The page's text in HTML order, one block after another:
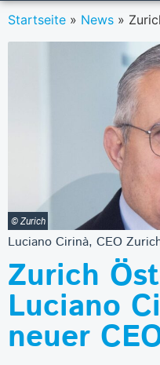
Startseite » News » Zurich
© Zurich
Luciano Cirinà, CEO
Zurich
Luciano
neuer